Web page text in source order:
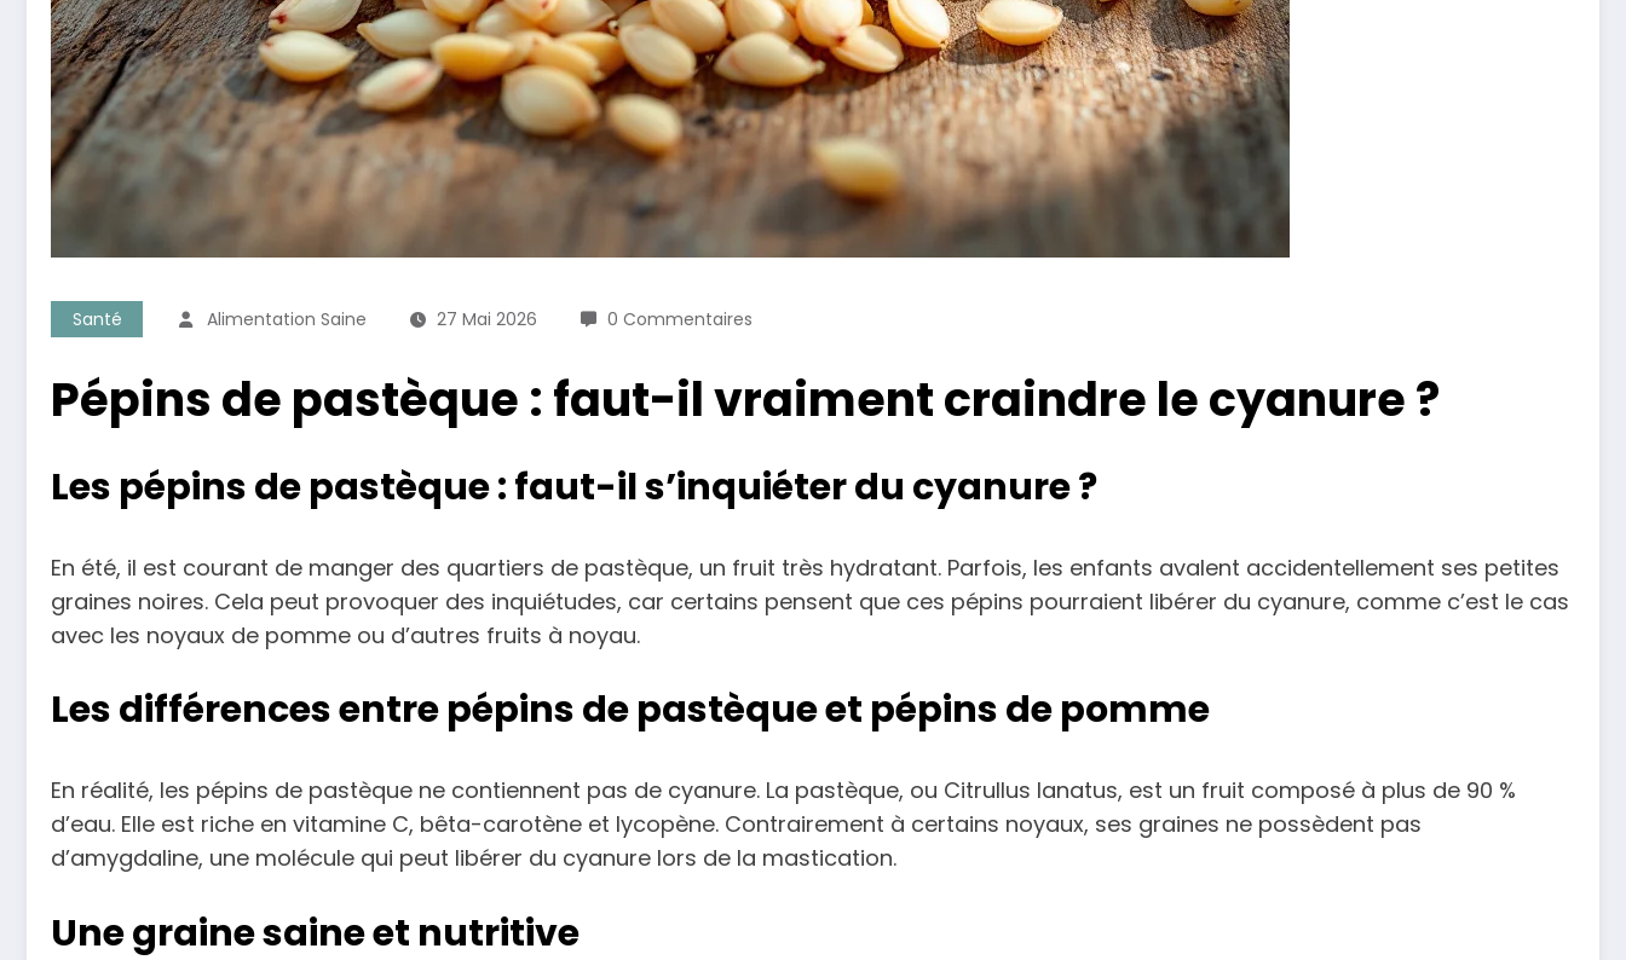
Santé Alimentation Saine 27 Mai 2026 0 Commentaires
Pépins de pastèque : faut-il vraiment craindre le cyanure ?
Les pépins de pastèque : faut-il s’inquiéter du cyanure ?
En été, il est courant de manger des quartiers de pastèque, un fruit très hydratant. Parfois, les enfants avalent accidentellement ses petites
graines noires. Cela peut provoquer des inquiétudes, car certains pensent que ces pépins pourraient libérer du cyanure, comme c’est le cas
avec les noyaux de pomme ou d’autres fruits à noyau.
Les différences entre pépins de pastèque et pépins de pomme
En réalité, les pépins de pastèque ne contiennent pas de cyanure. La pastèque, ou Citrullus lanatus, est un fruit composé à plus de 90 %
d’eau. Elle est riche en vitamine C, bêta-carotène et lycopène. Contrairement à certains noyaux, ses graines ne possèdent pas
d’amygdaline, une molécule qui peut libérer du cyanure lors de la mastication.
Une graine saine et nutritive